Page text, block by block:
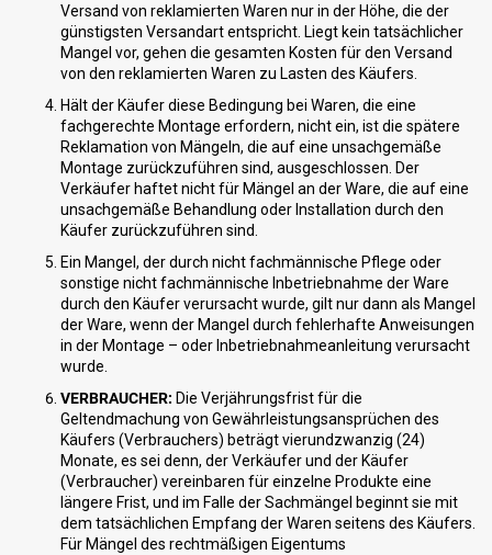
Versand von reklamierten Waren nur in der Höhe, die der
günstigsten Versandart entspricht. Liegt kein tatsächlicher
Mangel vor, gehen die gesamten Kosten für den Versand
von den reklamierten Waren zu Lasten des Käufers.
Hält der Käufer diese Bedingung bei Waren, die eine
fachgerechte Montage erfordern, nicht ein, ist die spätere
Reklamation von Mängeln, die auf eine unsachgemäße
Montage zurückzuführen sind, ausgeschlossen. Der
Verkäufer haftet nicht für Mängel an der Ware, die auf eine
unsachgemäße Behandlung oder Installation durch den
Käufer zurückzuführen sind.
Ein Mangel, der durch nicht fachmännische Pflege oder
sonstige nicht fachmännische Inbetriebnahme der Ware
durch den Käufer verursacht wurde, gilt nur dann als Mangel
der Ware, wenn der Mangel durch fehlerhafte Anweisungen
in der Montage – oder Inbetriebnahmeanleitung verursacht
wurde.
VERBRAUCHER: Die Verjährungsfrist für die
Geltendmachung von Gewährleistungsansprüchen des
Käufers (Verbrauchers) beträgt vierundzwanzig (24)
Monate, es sei denn, der Verkäufer und der Käufer
(Verbraucher) vereinbaren für einzelne Produkte eine
längere Frist, und im Falle der Sachmängel beginnt sie mit
dem tatsächlichen Empfang der Waren seitens des Käufers.
Für Mängel des rechtmäßigen Eigentums